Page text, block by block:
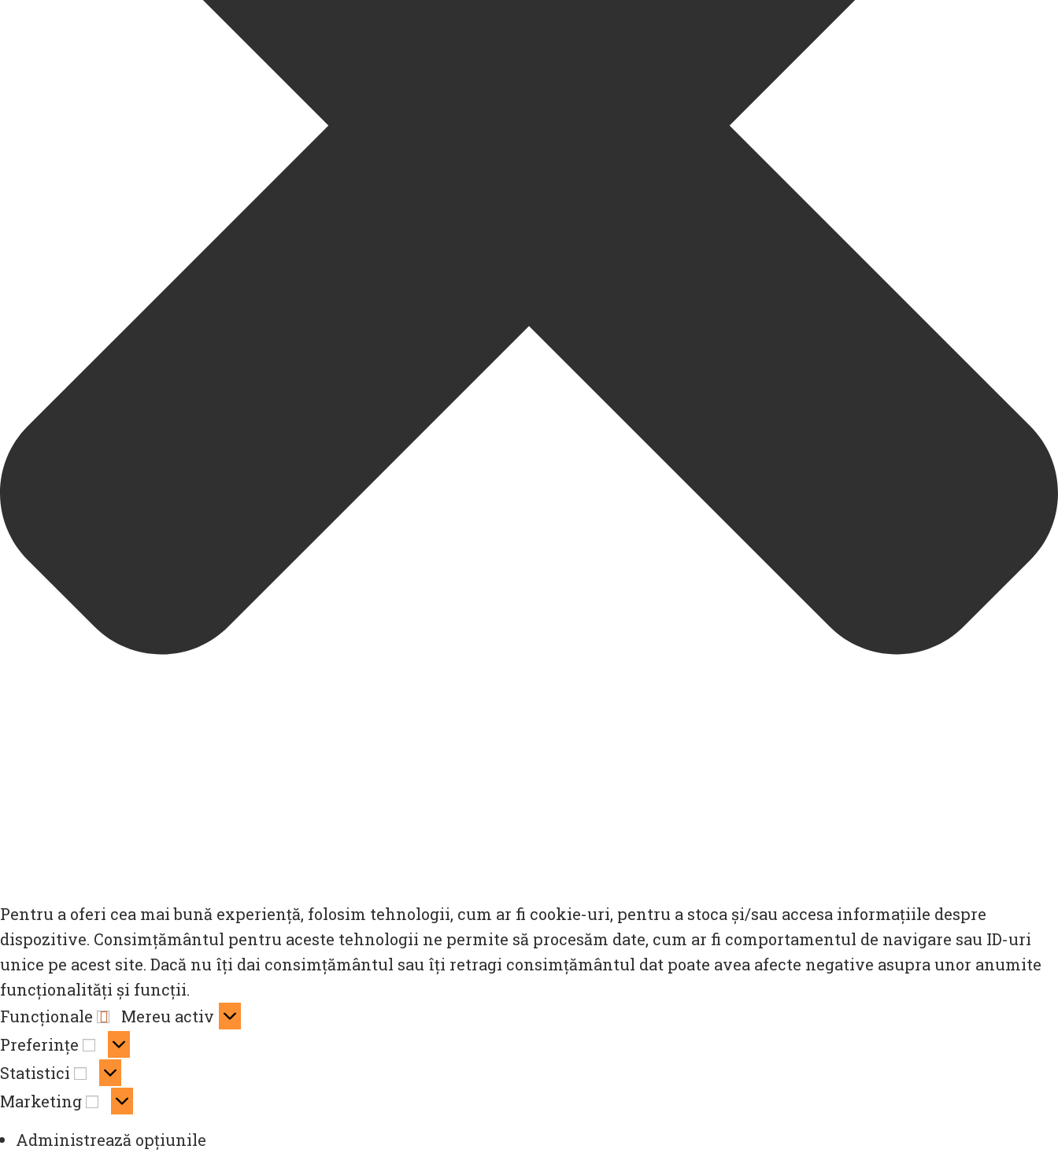
Pentru a oferi cea mai bună experiență, folosim tehnologii, cum ar fi cookie-uri, pentru a stoca și/sau accesa informațiile despre
dispozitive. Consimțământul pentru aceste tehnologii ne permite să procesăm date, cum ar fi comportamentul de navigare sau ID-uri
unice pe acest site. Dacă nu îți dai consimțământul sau îți retragi consimțământul dat poate avea afecte negative asupra unor anumite
funcționalități și funcții.
Funcționale
Funcționale
Mereu activ
Preferințe
Preferințe
Statistici Statistici
Marketing Marketing
Administrează opțiunile